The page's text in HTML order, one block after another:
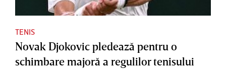
TENIS
Novak Djokovic pledează pentru o
schimbare majoră a regulilor tenisului